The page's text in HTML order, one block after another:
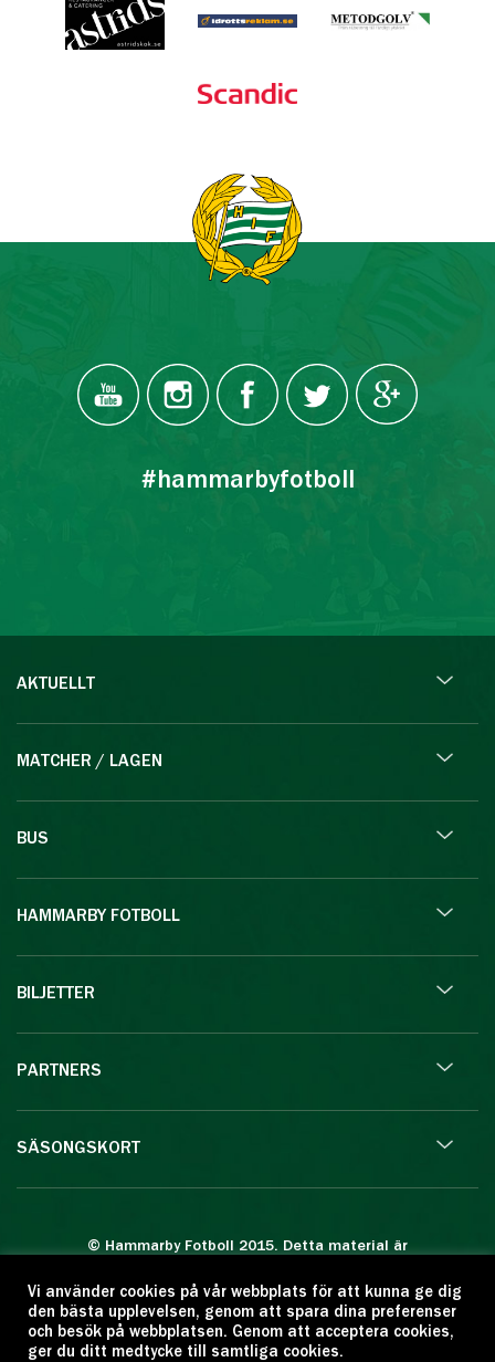
#hammarbyfotboll
AKTUELLT
MATCHER / LAGEN
BUS
HAMMARBY FOTBOLL
BILJETTER
PARTNERS
SÄSONGSKORT
© Hammarby Fotboll 2015. Detta material är
Eftertryck eller annan kopiering är förbjuden.
Citera oss gärna men ange källan:
www.hammarbyfotboll.se. Ansvarig utgivare:
Vi använder cookies på vår webbplats för att kunna ge dig
den bästa upplevelsen, genom att spara dina preferenser
och besök på webbplatsen. Genom att acceptera cookies,
ger du ditt medtycke till samtliga cookies.